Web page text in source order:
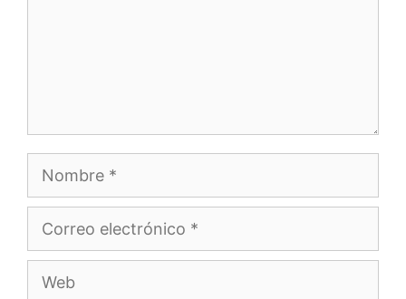
Nombre
Correo
electrónico
Web